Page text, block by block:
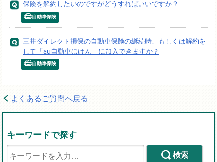
保険を解約したいのですがどうすればいいですか？
自動車保険
三井ダイレクト損保の自動車保険の継続時、もしくは解約を
して「au自動車ほけん」に加入できますか？
自動車保険
よくあるご質問へ戻る
キーワードで探す
検索